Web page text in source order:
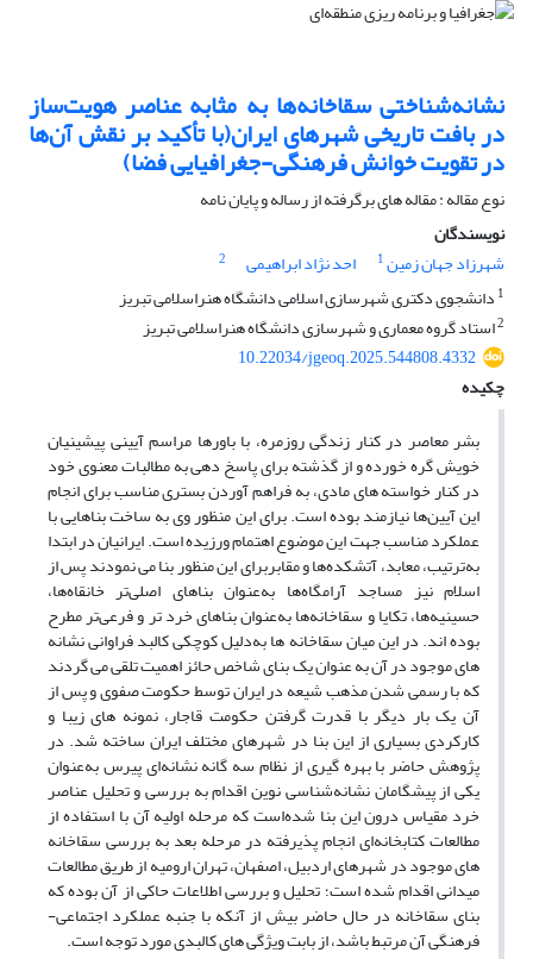
نشانه‌شناختی سقاخانه‌ها به مثابه عناصر هویت‌ساز
در بافت تاریخی شهرهای ایران(با تأکید بر نقش آن‌ها
در تقویت خوانش فرهنگی-جغرافیایی فضا)
نوع مقاله : مقاله های برگرفته از رساله و پایان نامه
نویسندگان
شهرزاد جهان زمین1 احد نژاد ابراهیمی
2
1 دانشجوی دکتری شهرسازی اسلامی دانشگاه هنراسلامی تبریز
2استاد گروه معماری و شهرسازی دانشگاه هنراسلامی تبریز
10.22034/jgeoq.2025.544808.4332
چکیده
بشر معاصر در کنار زندگی روزمره، با باورها مراسم آیینی پیشینیان
خویش گره خورده و از گذشته برای پاسخ دهی به مطالبات معنوی خود
در کنار خواسته های مادی، به فراهم آوردن بستری مناسب برای انجام
این آیین‌ها نیازمند بوده است. برای این منظور وی به ساخت بناهایی با
عملکرد مناسب جهت این موضوع اهتمام ورزیده است. ایرانیان در ابتدا
به‌ترتیب، معابد، آتشکده‌ها و مقابربرای این منظور بنا می نمودند پس از
اسلام نیز مساجد آرامگاه‌ها به‌عنوان بناهای اصلی‌تر خانقاه‌ها،
حسینیه‌ها، تکایا و سقاخانه‌ها به‌عنوان بناهای خرد تر و فرعی‌تر مطرح
بوده اند. در این میان سقاخانه ها به‌دلیل کوچکی کالبد فراوانی نشانه
های موجود در آن به عنوان یک بنای شاخص حائز اهمیت تلقی می گردند
که با رسمی شدن مذهب شیعه در ایران توسط حکومت صفوی و پس از
آن یک بار دیگر با قدرت گرفتن حکومت قاجار، نمونه های زیبا و
کارکردی بسیاری از این بنا در شهرهای مختلف ایران ساخته شد. در
پژوهش حاضر با بهره گیری از نظام سه گانه نشانه‌ای پیرس به‌عنوان
یکی از پیشگامان نشانه‌شناسی نوین اقدام به بررسی و تحلیل عناصر
خرد مقیاس درون این بنا شده‌است که مرحله اولیه آن با استفاده از
مطالعات کتابخانه‌ای انجام پذیرفته در مرحله بعد به بررسی سقاخانه
های موجود در شهرهای اردبیل، اصفهان، تهران ارومیه از طریق مطالعات
میدانی اقدام شده است؛ تحلیل و بررسی اطلاعات حاکی از آن بوده که
بنای سقاخانه در حال حاضر بیش از آنکه با جنبه عملکرد اجتماعی-
فرهنگی آن مرتبط باشد، از بابت ویژگی های کالبدی مورد توجه است.